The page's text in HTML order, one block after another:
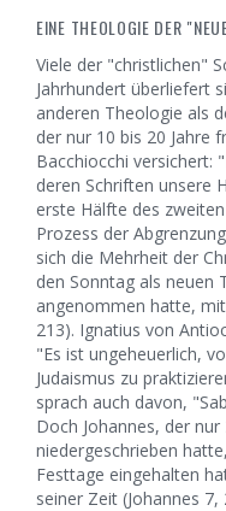
EINE THEOLOGIE DER
Viele der "christlichen"
Jahrhundert überliefert
anderen Theologie als
der nur 10 bis 20 Jahre
Bacchiocchi versichert:
deren Schriften unsere
erste Hälfte des
Prozess der
sich die Mehrheit der
den Sonntag als neuen
angenommen hatte,
213). Ignatius von
"Es ist ungeheuerlich,
Judaismus zu
sprach auch davon,
Doch Johannes, der
niedergeschrieben
Festtage eingehalten
seiner Zeit (Johannes 7,